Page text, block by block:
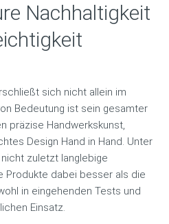
Nachhaltigkeit
sich nicht allein im
Bedeutung ist sein gesamter
präzise Handwerkskunst,
Design Hand in Hand. Unter
zuletzt langlebige
Produkte dabei besser als die
in eingehenden Tests und
Einsatz.